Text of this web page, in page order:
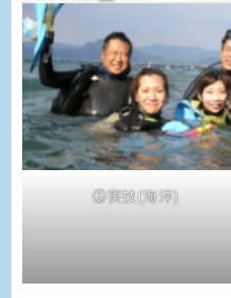
⑤実技(海洋)